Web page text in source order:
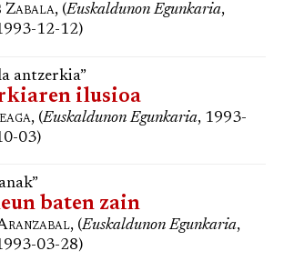
Zabala, (Euskaldunon Egunkaria,
12-12)
antzerkia”
ilusioa
, (Euskaldunon Egunkaria, 1993-
03)
baten zain
, (Euskaldunon Egunkaria,
03-28)